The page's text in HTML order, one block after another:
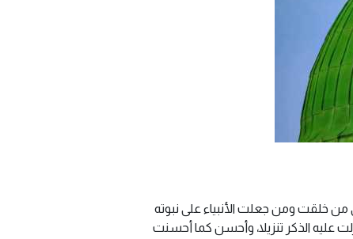
خلقت ومن جعلت الأنبياء على نبوته
عليه الذكر تنزيلا، وأحسن كما أحسنت